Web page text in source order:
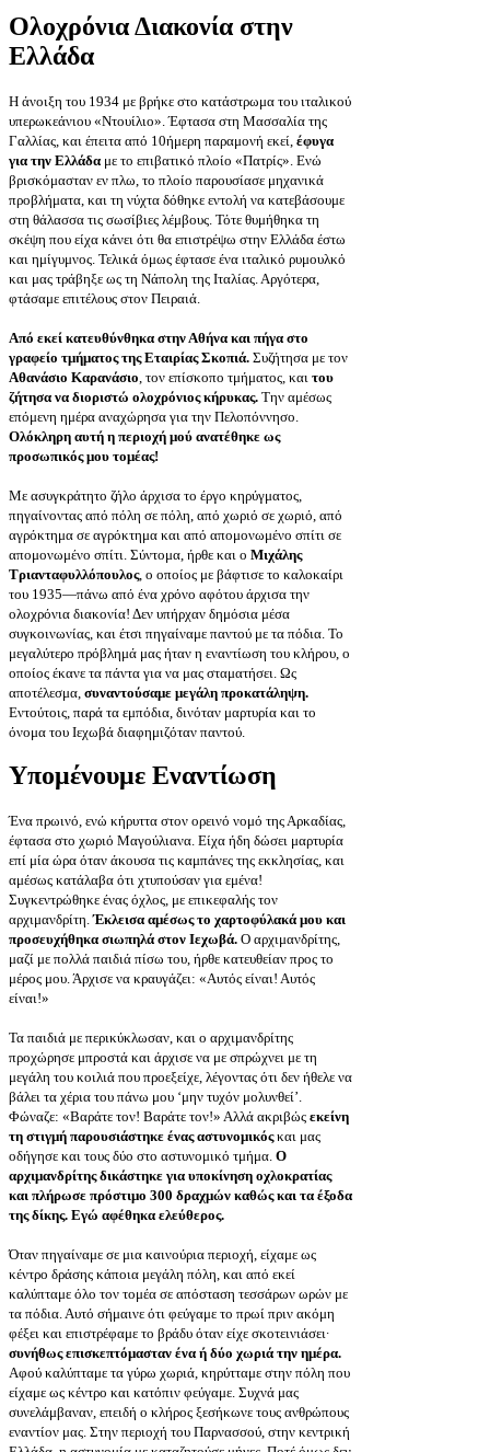
Ολοχρόνια Διακονία στην
Ελλάδα
Η άνοιξη του 1934 με βρήκε στο κατάστρωμα του ιταλικού
υπερωκεάνιου «Ντουίλιο». Έφτασα στη Μασσαλία της
Γαλλίας, και έπειτα από 10ήμερη παραμονή εκεί, έφυγα
για την Ελλάδα με το επιβατικό πλοίο «Πατρίς». Ενώ
βρισκόμασταν εν πλω, το πλοίο παρουσίασε μηχανικά
προβλήματα, και τη νύχτα δόθηκε εντολή να κατεβάσουμε
στη θάλασσα τις σωσίβιες λέμβους. Τότε θυμήθηκα τη
σκέψη που είχα κάνει ότι θα επιστρέψω στην Ελλάδα έστω
και ημίγυμνος. Τελικά όμως έφτασε ένα ιταλικό ρυμουλκό
και μας τράβηξε ως τη Νάπολη της Ιταλίας. Αργότερα,
φτάσαμε επιτέλους στον Πειραιά.
Από εκεί κατευθύνθηκα στην Αθήνα και πήγα στο
γραφείο τμήματος της Εταιρίας Σκοπιά. Συζήτησα με τον
Αθανάσιο Καρανάσιο , τον επίσκοπο τμήματος, και του
ζήτησα να διοριστώ ολοχρόνιος κήρυκας. Την αμέσως
επόμενη ημέρα αναχώρησα για την Πελοπόννησο.
Ολόκληρη αυτή η περιοχή μού ανατέθηκε ως
προσωπικός μου τομέας!
Με ασυγκράτητο ζήλο άρχισα το έργο κηρύγματος,
πηγαίνοντας από πόλη σε πόλη, από χωριό σε χωριό, από
αγρόκτημα σε αγρόκτημα και από απομονωμένο σπίτι σε
απομονωμένο σπίτι. Σύντομα, ήρθε και ο Μιχάλης
Τριανταφυλλόπουλος, ο οποίος με βάφτισε το καλοκαίρι
του 1935—πάνω από ένα χρόνο αφότου άρχισα την
ολοχρόνια διακονία! Δεν υπήρχαν δημόσια μέσα
συγκοινωνίας, και έτσι πηγαίναμε παντού με τα πόδια. Το
μεγαλύτερο πρόβλημά μας ήταν η εναντίωση του κλήρου, ο
οποίος έκανε τα πάντα για να μας σταματήσει. Ως
αποτέλεσμα, συναντούσαμε μεγάλη προκατάληψη.
Εντούτοις, παρά τα εμπόδια, δινόταν μαρτυρία και το
όνομα του Ιεχωβά διαφημιζόταν παντού.
Υπομένουμε Εναντίωση
Ένα πρωινό, ενώ κήρυττα στον ορεινό νομό της Αρκαδίας,
έφτασα στο χωριό Μαγούλιανα. Είχα ήδη δώσει μαρτυρία
επί μία ώρα όταν άκουσα τις καμπάνες της εκκλησίας, και
αμέσως κατάλαβα ότι χτυπούσαν για εμένα!
Συγκεντρώθηκε ένας όχλος, με επικεφαλής τον
αρχιμανδρίτη.Έκλεισα αμέσως το χαρτοφύλακά μου και
προσευχήθηκα σιωπηλά στον Ιεχωβά. Ο αρχιμανδρίτης,
μαζί με πολλά παιδιά πίσω του, ήρθε κατευθείαν προς το
μέρος μου. Άρχισε να κραυγάζει: «Αυτός είναι! Αυτός
είναι!»
Τα παιδιά με περικύκλωσαν, και ο αρχιμανδρίτης
προχώρησε μπροστά και άρχισε να με σπρώχνει με τη
μεγάλη του κοιλιά που προεξείχε, λέγοντας ότι δεν ήθελε να
βάλει τα χέρια του πάνω μου ‘μην τυχόν μολυνθεί’.
Φώναζε: «Βαράτε τον! Βαράτε τον!» Αλλά ακριβώς εκείνη
τη στιγμή παρουσιάστηκε ένας αστυνομικόςκαι μας
οδήγησε και τους δύο στο αστυνομικό τμήμα. Ο
αρχιμανδρίτης δικάστηκε για υποκίνηση οχλοκρατίας
και πλήρωσε πρόστιμο 300 δραχμών καθώς και τα έξοδα
της δίκης. Εγώ αφέθηκα ελεύθερος.
Όταν πηγαίναμε σε μια καινούρια περιοχή, είχαμε ως
κέντρο δράσης κάποια μεγάλη πόλη, και από εκεί
καλύπταμε όλο τον τομέα σε απόσταση τεσσάρων ωρών με
τα πόδια. Αυτό σήμαινε ότι φεύγαμε το πρωί πριν ακόμη
φέξει και επιστρέφαμε το βράδυ όταν είχε σκοτεινιάσει·
συνήθως επισκεπτόμασταν ένα ή δύο χωριά την ημέρα.
Αφού καλύπταμε τα γύρω χωριά, κηρύτταμε στην πόλη που
είχαμε ως κέντρο και κατόπιν φεύγαμε. Συχνά μας
συνελάμβαναν, επειδή ο κλήρος ξεσήκωνε τους ανθρώπους
εναντίον μας. Στην περιοχή του Παρνασσού, στην κεντρική